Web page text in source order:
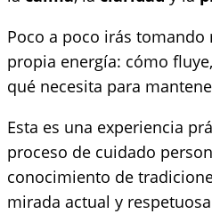
Poco a poco irás tomando
propia energía: cómo
qué necesita para
Esta es una experiencia
proceso de cuidado
conocimiento de
mirada actual y